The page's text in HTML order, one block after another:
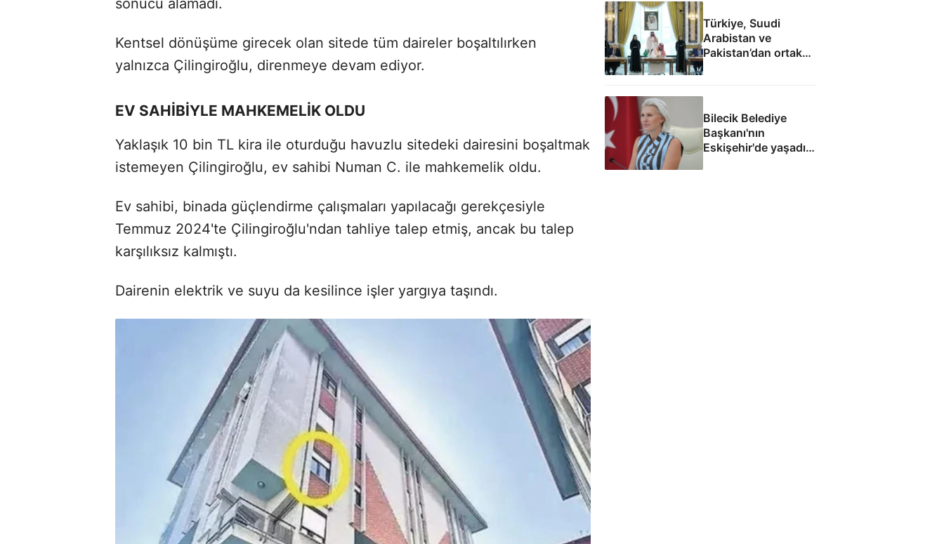
Kentsel dönüşüme girecek olan sitede tüm daireler boşaltılırken
yalnızca Çilingiroğlu, direnmeye devam ediyor.
EV SAHİBİYLE MAHKEMELİK OLDU
Yaklaşık 10 bin TL kira ile oturduğu havuzlu sitedeki dairesini boşaltmak
istemeyen Çilingiroğlu, ev sahibi Numan C. ile mahkemelik oldu.
Ev sahibi, binada güçlendirme çalışmaları yapılacağı gerekçesiyle
Temmuz 2024'te Çilingiroğlu'ndan tahliye talep etmiş, ancak bu talep
karşılıksız kalmıştı.
Dairenin elektrik ve suyu da kesilince işler yargıya taşındı.
Türkiye, Suudi
Arabistan ve
Pakistan’dan ortak
savunma
metni
Bilecik Belediye
Başkanı'nın
Eskişehir'de yaşadığı